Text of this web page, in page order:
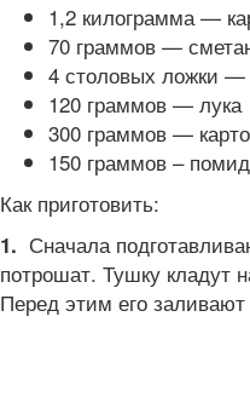
1,2 килограмма —
70 граммов —
4 столовых ложки —
120 граммов — лука
300 граммов —
150 граммов –
Как приготовить:
1. Сначала
потрошат. Тушку кладут
Перед этим его